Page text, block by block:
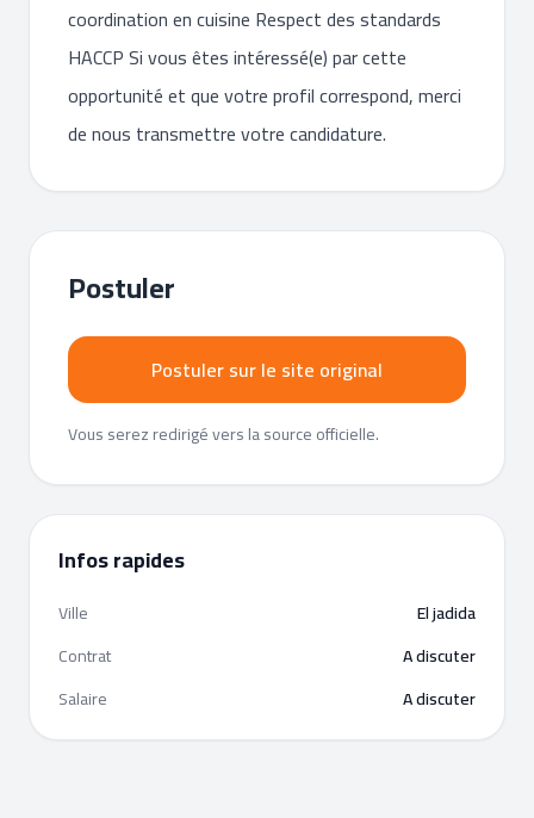
coordination en cuisine Respect des standards
HACCP Si vous êtes intéressé(e) par cette
opportunité et que votre profil correspond, merci
de nous transmettre votre candidature.
Postuler
Postuler sur le site original
Vous serez redirigé vers la source officielle.
Infos rapides
Ville
El jadida
Contrat
A discuter
Salaire
A discuter